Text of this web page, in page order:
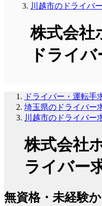
川越市のドライバ
株式会社
ドライ
ドライバー・運転手
埼玉県のドライバー
川越市のドライバー
株式会社
ライバー
無資格・未経験